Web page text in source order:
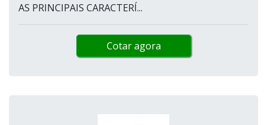
AS PRINCIPAIS CARACTERÍ...
Cotar agora